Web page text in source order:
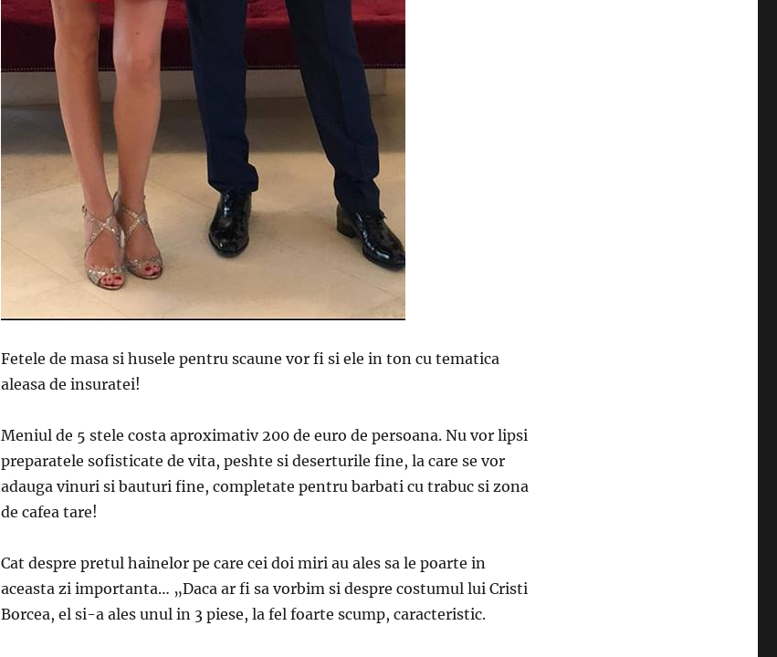
Fetele de masa si husele pentru scaune vor fi si ele in ton cu tematica
aleasa de insuratei!
Meniul de 5 stele costa aproximativ 200 de euro de persoana. Nu vor lipsi
preparatele sofisticate de vita, peshte si deserturile fine, la care se vor
adauga vinuri si bauturi fine, completate pentru barbati cu trabuc si zona
de cafea tare!
Cat despre pretul hainelor pe care cei doi miri au ales sa le poarte in
aceasta zi importanta… „Daca ar fi sa vorbim si despre costumul lui Cristi
Borcea, el si-a ales unul in 3 piese, la fel foarte scump, caracteristic.